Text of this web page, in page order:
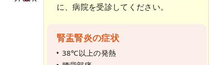
に、病院を受診してください。
腎盂腎炎の症状
38℃以上の発熱